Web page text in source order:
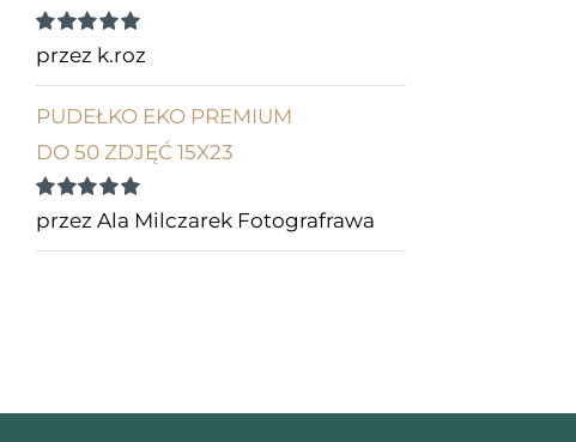
Oceniono5
na 5
przez k.roz
PUDEŁKO EKO PREMIUM
DO 50 ZDJĘĆ 15X23
Oceniono5
na 5
przez Ala Milczarek Fotografrawa